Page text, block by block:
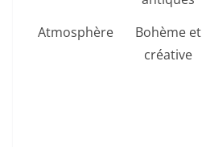
Atmosphère
Bohème et
créative